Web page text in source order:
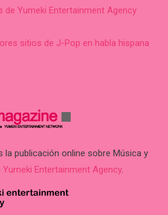
de Yumeki Entertainment Agency
sitios de J-Pop en habla hispana
la publicación online sobre Música y
Yumeki Entertainment Agency.